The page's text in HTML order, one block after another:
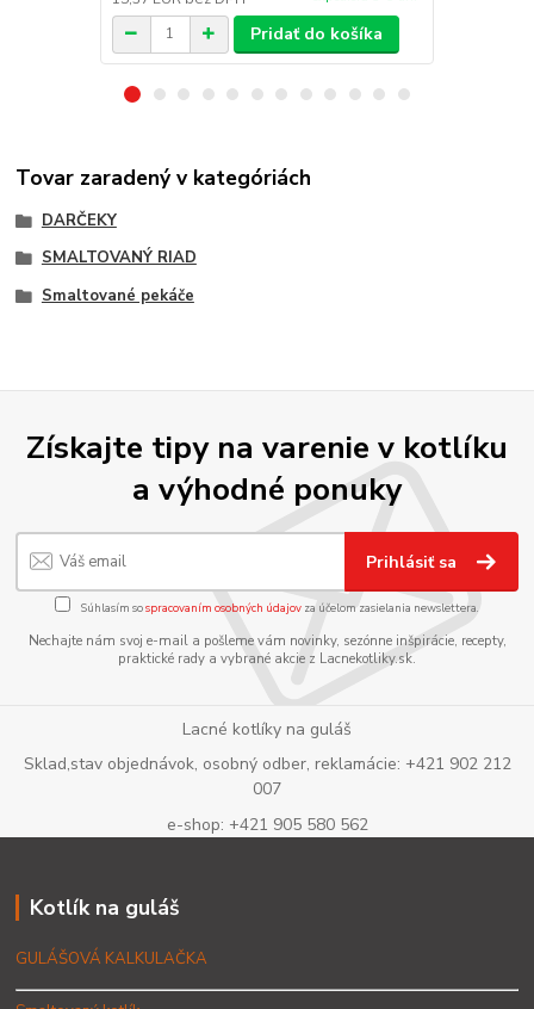
Pridať do košíka
Tovar zaradený v kategóriách
DARČEKY
SMALTOVANÝ RIAD
Smaltované pekáče
Získajte tipy na varenie v kotlíku
a výhodné ponuky
Prihlásiť sa
Súhlasím sospracovaním osobných údajov za účelom zasielania newslettera.
Nechajte nám svoj e-mail a pošleme vám novinky, sezónne inšpirácie, recepty,
praktické rady a vybrané akcie z Lacnekotliky.sk.
Lacné kotlíky na guláš
Sklad,stav objednávok, osobný odber, reklamácie: +421 902 212
007
e-shop: +421 905 580 562
Kotlík na guláš
GULÁŠOVÁ KALKULAČKA